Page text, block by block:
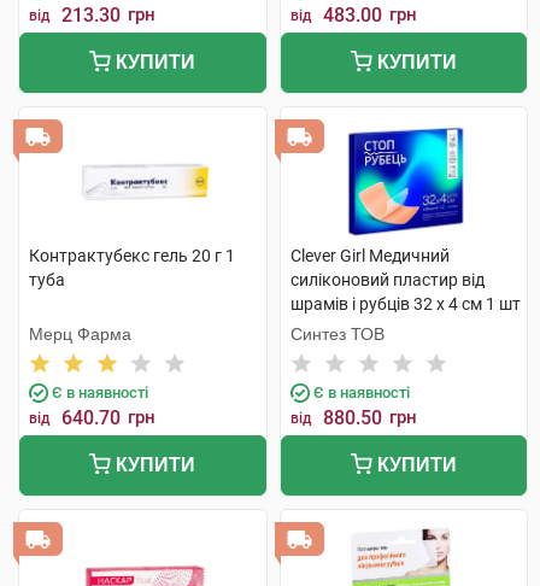
від 213.30 грн
КУПИТИ
від 483.00 грн
КУПИТИ
Контрактубекс гель 20 г 1
туба
Мерц Фарма
Є в наявності
від 640.70 грн
КУПИТИ
Clever Girl Медичний
силіконовий пластир від
шрамів і рубців 32 x 4 см 1 шт
Синтез ТОВ
Є в наявності
від 880.50 грн
КУПИТИ